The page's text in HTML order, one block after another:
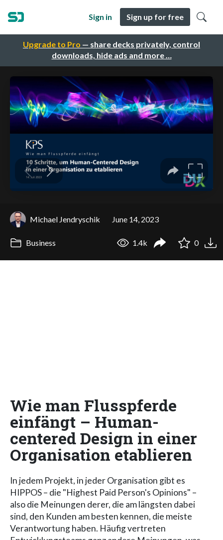
Upgrade to Pro — share decks privately, control
downloads, hide ads and more …
Sign in Sign up for free
Michael Jendryschik June 14, 2023
Business 1.4k 0
Wie man Flusspferde
einfängt – Human-
centered Design in einer
Organisation etablieren
In jedem Projekt, in jeder Organisation gibt es
HIPPOS – die "Highest Paid Person's Opinions" –
also die Meinungen derer, die am längsten dabei
sind, den Kunden am besten kennen, die meiste
Verantwortung haben. Häufig vertreten